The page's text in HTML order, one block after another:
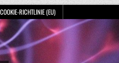
COOKIE-RICHTLINIE (EU)